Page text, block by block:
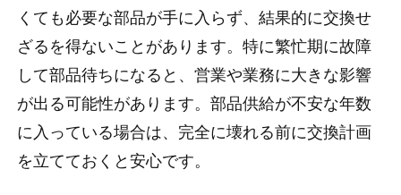
くても必要な部品が手に入らず、結果的に交換せ
ざるを得ないことがあります。特に繁忙期に故障
して部品待ちになると、営業や業務に大きな影響
が出る可能性があります。部品供給が不安な年数
に入っている場合は、完全に壊れる前に交換計画
を立てておくと安心です。